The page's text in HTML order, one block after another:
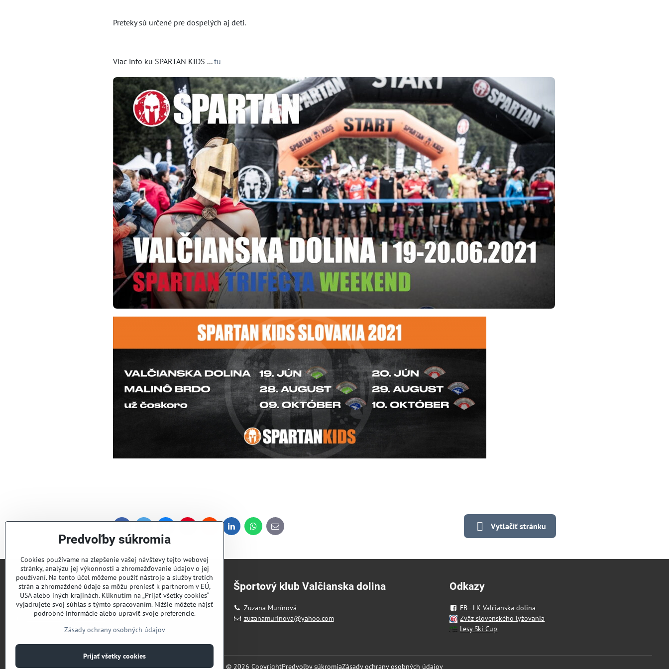
Preteky sú určené pre dospelých aj deti.
Viac info ku SPARTAN KIDS ...tu
RedditLinkedInWhatsApp
E-
mail
Vytlačiť stránku
Lyžiarsky klub Valčianska dolina
Roman Murín
romanmurin@yahoo.com
Športový klub Valčianska dolina
Zuzana Murínová
zuzanamurinova@yahoo.com
Odkazy
FB - LK Valčianska dolina
Zväz slovenského lyžovania
Lesy Ski Cup
© 2026 CopyrightPredvoľby súkromiaZásady ochrany osobných údajov
Predvoľby súkromia
Cookies používame na zlepšenie vašej návštevy tejto webovej
stránky, analýzu jej výkonnosti a zhromažďovanie údajov o jej
používaní. Na tento účel môžeme použiť nástroje a služby tretích
strán a zhromaždené údaje sa môžu preniesť k partnerom v EÚ,
USA alebo iných krajinách. Kliknutím na „Prijať všetky cookies“
vyjadrujete svoj súhlas s týmto spracovaním. Nižšie môžete nájsť
podrobné informácie alebo upraviť svoje preferencie.
Zásady ochrany osobných údajov
Prijať všetky cookies